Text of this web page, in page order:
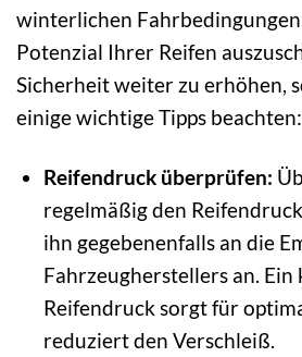
winterlichen
Potenzial Ihrer Reifen
Sicherheit weiter zu erhöhen,
einige wichtige Tipps beachten:
Reifendruck überprüfen:
regelmäßig den
ihn gegebenenfalls an die
Fahrzeugherstellers an.
Reifendruck sorgt für
reduziert den Verschleiß.